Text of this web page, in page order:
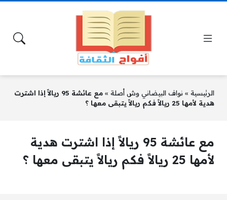
الرئيسية » نواف البيضاني وش أصلة »
مع عائشة 95 ريالاً إذا اشترت
هدية لأمها 25 ريالاً فكم ريالاً يتبقى معها ؟
مع عائشة 95 ريالاً إذا اشترت هدية
لأمها 25 ريالاً فكم ريالاً يتبقى معها ؟